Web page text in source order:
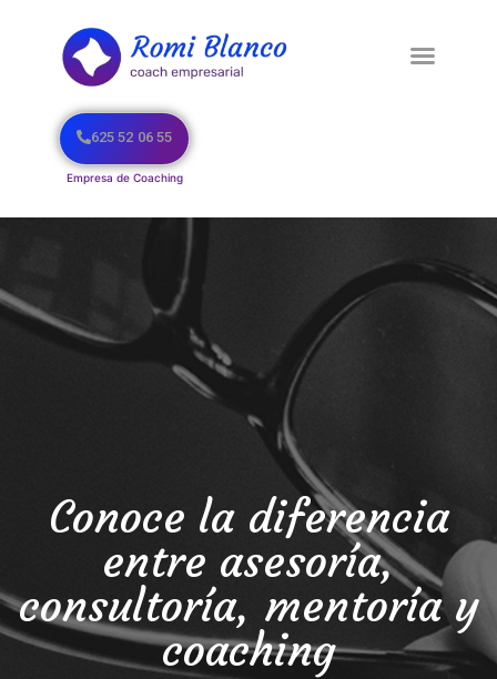
625 52 06 55
Empresa de Coaching
Conoce la diferencia
entre asesoría,
consultoría, mentoría y
coaching